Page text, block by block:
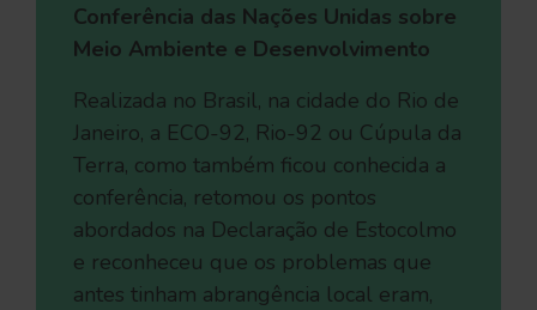
Conferência das Nações Unidas sobre
Meio Ambiente e Desenvolvimento
Realizada no Brasil, na cidade do Rio de
Janeiro, a ECO-92, Rio-92 ou Cúpula da
Terra, como também ficou conhecida a
conferência, retomou os pontos
abordados na Declaração de Estocolmo
e reconheceu que os problemas que
antes tinham abrangência local eram,